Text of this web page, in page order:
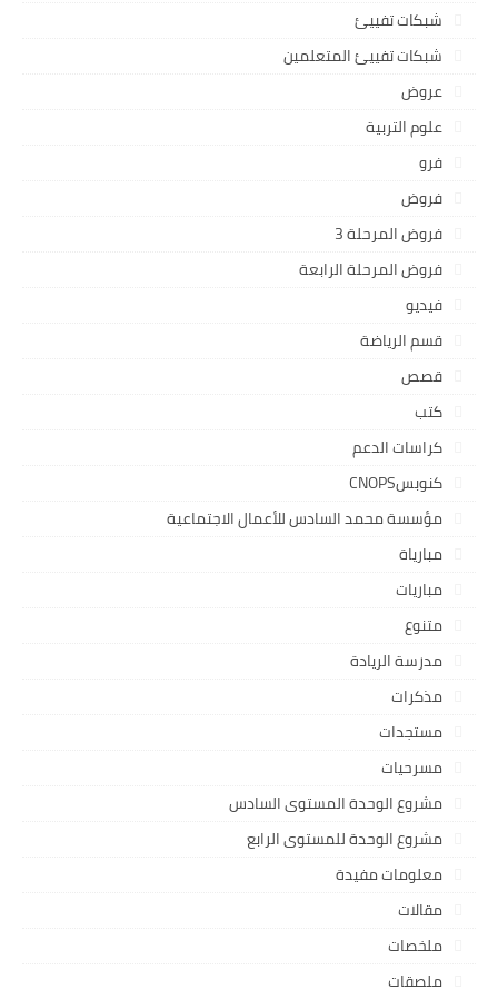
شبكات تفييئ
شبكات تفييئ المتعلمين
عروض
علوم التربية
فرو
فروض
فروض المرحلة 3
فروض المرحلة الرابعة
فيديو
قسم الرياضة
قصص
كتب
كراسات الدعم
كنوبسCNOPS
مؤسسة محمد السادس للأعمال الاجتماعية
مبارياة
مباريات
متنوع
مدرسة الريادة
مذكرات
مستجدات
مسرحيات
مشروع الوحدة المستوى السادس
مشروع الوحدة للمستوى الرابع
معلومات مفيدة
مقالات
ملخصات
ملصقات